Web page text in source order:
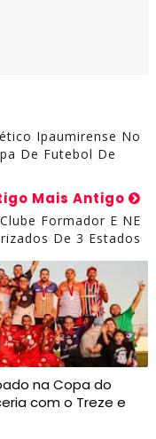
Ipaumirense No
De Futebol De
Mais Antigo
Formador E NE
De 3 Estados
na Copa do
com o Treze e